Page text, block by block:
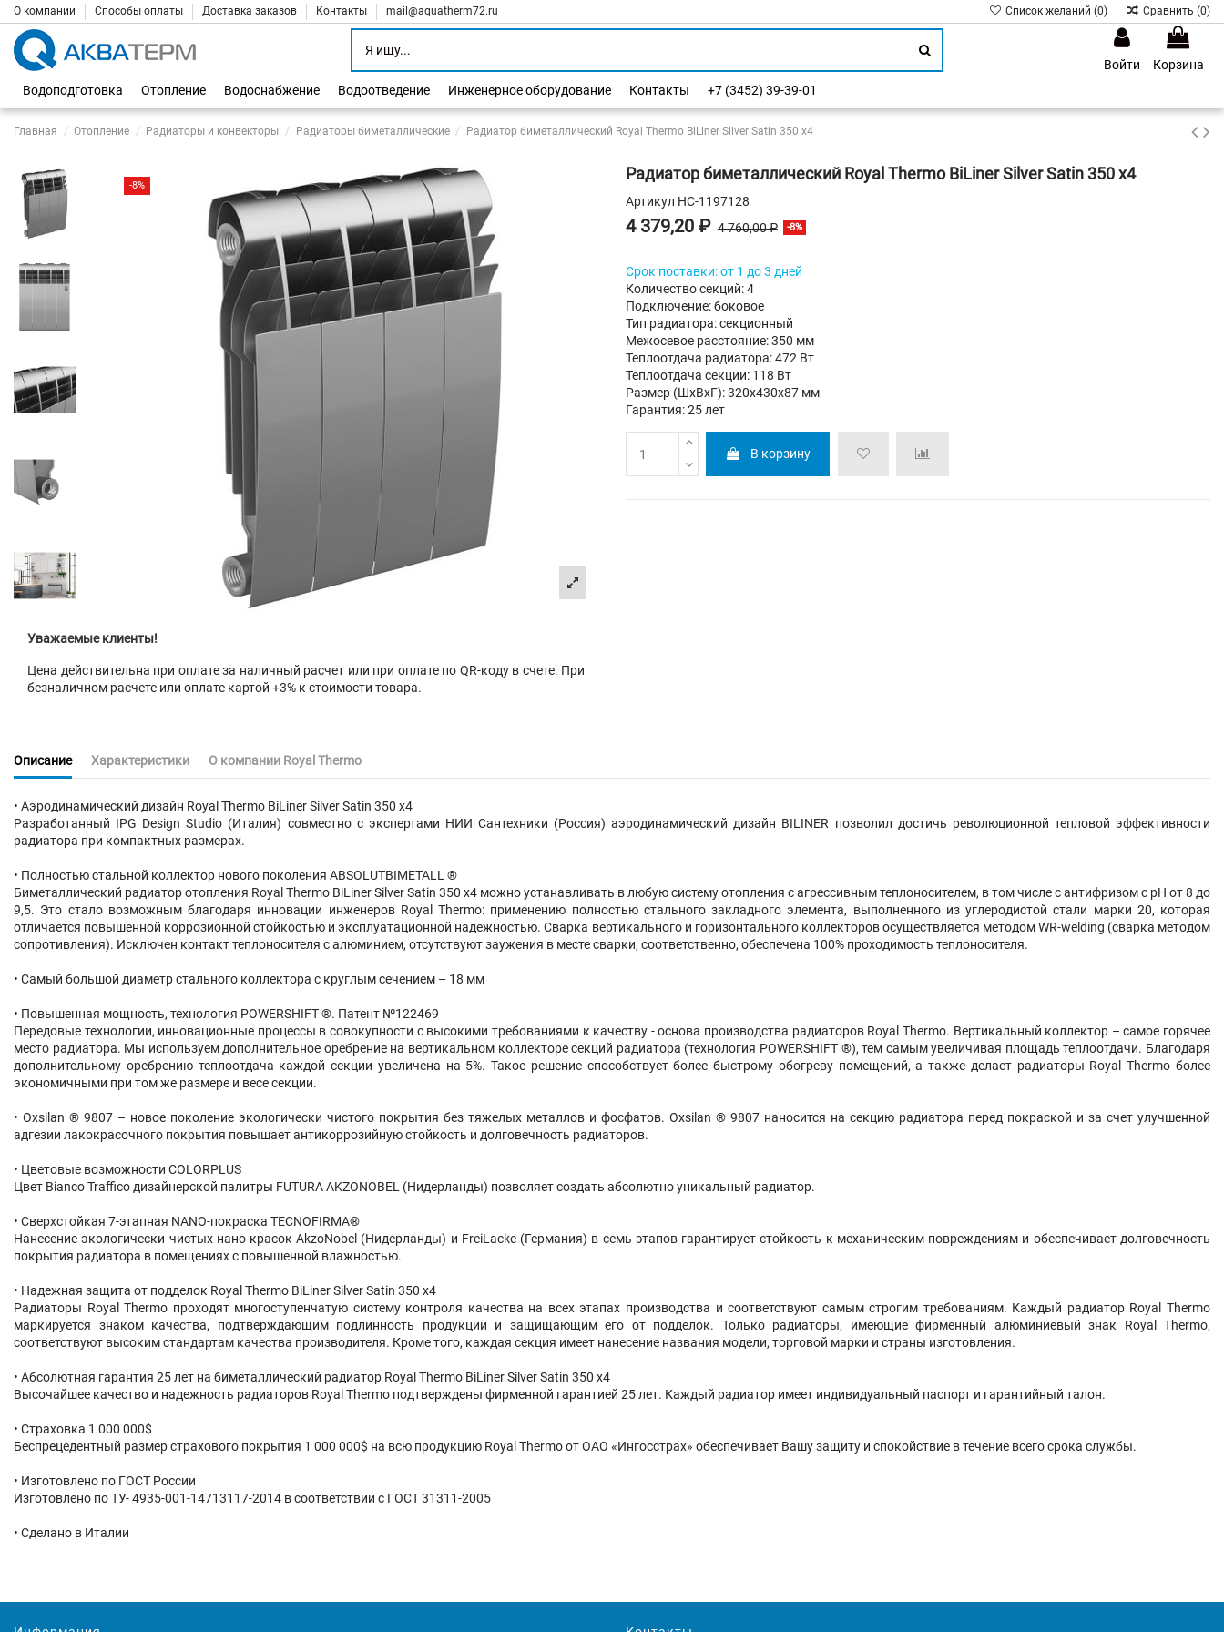
О компании Способы оплаты Доставка заказов Контакты mail@aquatherm72.ru Список желаний (0) Сравнить (0)
Войти
Корзина
Водоподготовка
Отопление Водоснабжение Водоотведение Инженерное оборудование Контакты +7 (3452) 39-39-01
Главная Отопление Радиаторы и конвекторы Радиаторы биметаллические Радиатор биметаллический Royal Thermo BiLiner Silver Satin 350 х4
-8%
Уважаемые клиенты!
Цена действительна при оплате за наличный расчет или при оплате по QR-коду в счете. При
безналичном расчете или оплате картой +3% к стоимости товара.
Радиатор биметаллический Royal Thermo BiLiner Silver Satin 350 х4
Артикул НС-1197128
4 379,20 ₽ 4 760,00 ₽ -8%
Срок поставки: от 1 до 3 дней
Количество секций: 4
Подключение: боковое
Тип радиатора: секционный
Межосевое расстояние: 350 мм
Теплоотдача радиатора: 472 Вт
Теплоотдача секции: 118 Вт
Размер (ШхВхГ): 320х430х87 мм
Гарантия: 25 лет
В корзину
Описание Характеристики О компании Royal Thermo
• Аэродинамический дизайн Royal Thermo BiLiner Silver Satin 350 х4
Разработанный IPG Design Studio (Италия) совместно с экспертами НИИ Сантехники (Россия) аэродинамический дизайн BILINER позволил достичь революционной тепловой эффективности
радиатора при компактных размерах.
• Полностью стальной коллектор нового поколения ABSOLUTBIMETALL ®
Биметаллический радиатор отопления Royal Thermo BiLiner Silver Satin 350 х4 можно устанавливать в любую систему отопления с агрессивным теплоносителем, в том числе с антифризом с pH от 8 до
9,5. Это стало возможным благодаря инновации инженеров Royal Thermo: применению полностью стального закладного элемента, выполненного из углеродистой стали марки 20, которая
отличается повышенной коррозионной стойкостью и эксплуатационной надежностью. Сварка вертикального и горизонтального коллекторов осуществляется методом WR-welding (сварка методом
сопротивления). Исключен контакт теплоносителя с алюминием, отсутствуют заужения в месте сварки, соответственно, обеспечена 100% проходимость теплоносителя.
• Самый большой диаметр стального коллектора с круглым сечением – 18 мм
• Повышенная мощность, технология POWERSHIFT ®. Патент №122469
Передовые технологии, инновационные процессы в совокупности с высокими требованиями к качеству - основа производства радиаторов Royal Thermo. Вертикальный коллектор – самое горячее
место радиатора. Мы используем дополнительное оребрение на вертикальном коллекторе секций радиатора (технология POWERSHIFT ®), тем самым увеличивая площадь теплоотдачи. Благодаря
дополнительному оребрению теплоотдача каждой секции увеличена на 5%. Такое решение способствует более быстрому обогреву помещений, а также делает радиаторы Royal Thermo более
экономичными при том же размере и весе секции.
• Oxsilan ® 9807 – новое поколение экологически чистого покрытия без тяжелых металлов и фосфатов. Oxsilan ® 9807 наносится на секцию радиатора перед покраской и за счет улучшенной
адгезии лакокрасочного покрытия повышает антикоррозийную стойкость и долговечность радиаторов.
• Цветовые возможности COLORPLUS
Цвет Bianco Traffico дизайнерской палитры FUTURA AKZONOBEL (Нидерланды) позволяет создать абсолютно уникальный радиатор.
• Сверхстойкая 7-этапная NANO-покраска TECNOFIRMA®
Нанесение экологически чистых нано-красок AkzoNobel (Нидерланды) и FreiLacke (Германия) в семь этапов гарантирует стойкость к механическим повреждениям и обеспечивает долговечность
покрытия радиатора в помещениях с повышенной влажностью.
• Надежная защита от подделок Royal Thermo BiLiner Silver Satin 350 х4
Радиаторы Royal Thermo проходят многоступенчатую систему контроля качества на всех этапах производства и соответствуют самым строгим требованиям. Каждый радиатор Royal Thermo
маркируется знаком качества, подтверждающим подлинность продукции и защищающим его от подделок. Только радиаторы, имеющие фирменный алюминиевый знак Royal Thermo,
соответствуют высоким стандартам качества производителя. Кроме того, каждая секция имеет нанесение названия модели, торговой марки и страны изготовления.
• Абсолютная гарантия 25 лет на биметаллический радиатор Royal Thermo BiLiner Silver Satin 350 х4
Высочайшее качество и надежность радиаторов Royal Thermo подтверждены фирменной гарантией 25 лет. Каждый радиатор имеет индивидуальный паспорт и гарантийный талон.
• Страховка 1 000 000$
Беспрецедентный размер страхового покрытия 1 000 000$ на всю продукцию Royal Thermo от ОАО «Ингосстрах» обеспечивает Вашу защиту и спокойствие в течение всего срока службы.
• Изготовлено по ГОСТ России
Изготовлено по ТУ- 4935-001-14713117-2014 в соответствии с ГОСТ 31311-2005
• Сделано в Италии